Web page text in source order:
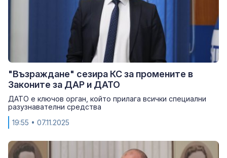
"Възраждане" сезира КС за промените в
Законите за ДАР и ДАТО
ДАТО е ключов орган, който прилага всички специални
разузнавателни средства
19:55 • 07.11.2025